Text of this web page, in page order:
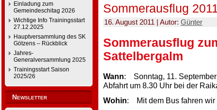
Einladung zum
Gemeindeschitag 2026
Wichtige Info Trainingsstart
27.12.2025
Hauptversammlung des SK
Götzens – Rückblick
Jahres-
Generalversammlung 2025
Trainingsstart Saison
2025/26
Newsletter
Sommerausflug
16. August 2011 | Autor: Günter
Sommerausflug
Sattelbergalm
Wann: Sonntag, 11.
Abfahrt um 8.30 Uhr bei der
Wohin: Mit dem Bus fahren wir